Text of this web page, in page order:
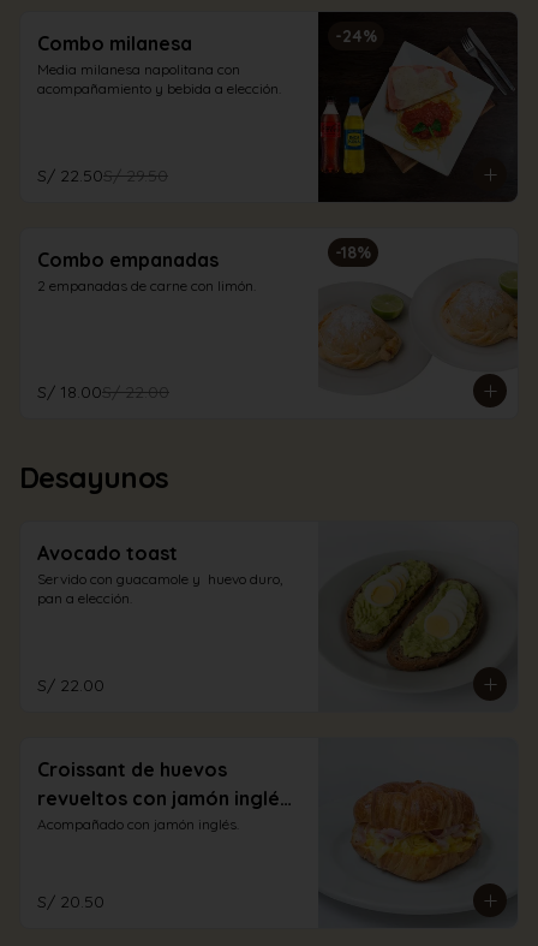
-24%
Combo milanesa
Media milanesa napolitana con
acompañamiento y bebida a elección.
S/ 22.50S/ 29.50
-18%
Combo empanadas
2 empanadas de carne con limón.
S/ 18.00S/ 22.00
Desayunos
Avocado toast
Servido con guacamole y  huevo duro,
pan a elección.
S/ 22.00
Croissant de huevos
revueltos con jamón inglés
y queso
Acompañado con jamón inglés.
S/ 20.50